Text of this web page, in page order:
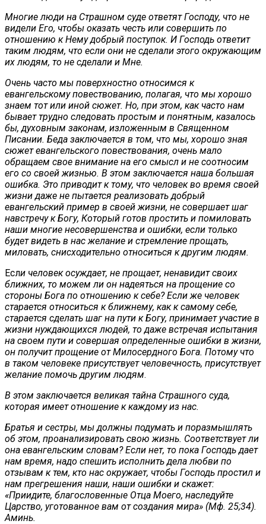
Многие люди на Страшном суде ответят Господу, что не
видели Его, чтобы оказать честь или совершить по
отношению к Нему добрый поступок. И Господь ответит
таким людям, что если они не сделали этого окружающим
их людям, то не сделали и Мне.
Очень часто мы поверхностно относимся к
евангельскому повествованию, полагая, что мы хорошо
знаем тот или иной сюжет. Но, при этом, как часто нам
бывает трудно следовать простым и понятным, казалось
бы, духовным законам, изложенным в Священном
Писании. Беда заключается в том, что мы, хорошо зная
сюжет евангельского повествования, очень мало
обращаем свое внимание на его смысл и не соотносим
его со своей жизнью. В этом заключается наша большая
ошибка. Это приводит к тому, что человек во время своей
жизни даже не пытается реализовать добрый
евангельский пример в своей жизни, не совершает шаг
навстречу к Богу, Который готов простить и помиловать
наши многие несовершенства и ошибки, если только
будет видеть в нас желание и стремление прощать,
миловать, снисходительно относиться к другим людям.
Если человек осуждает, не прощает, ненавидит своих
ближних, то можем ли он надеяться на прощение со
стороны Бога по отношению к себе? Если же человек
старается относиться к ближнему, как к самому себе,
старается сделать шаг на пути к Богу, принимает участие в
жизни нуждающихся людей, то даже встречая испытания
на своем пути и совершая определенные ошибки в жизни,
он получит прощение от Милосердного Бога. Потому что
в таком человеке присутствует человечность, присутствует
желание помочь другим людям.
В этом заключается великая тайна Страшного суда,
которая имеет отношение к каждому из нас.
Братья и сестры, мы должны подумать и поразмышлять
об этом, проанализировать свою жизнь. Соответствует ли
она евангельским словам? Если нет, то пока Господь дает
нам время, надо спешить исполнить дела любви по
отзывам к тем, кто нас окружает, чтобы Господь простил и
нам прегрешения наши, наши ошибки и скажет:
«Приидите, благословенные Отца Моего, наследуйте
Царство, уготованное вам от создания мира» (Мф. 25;34).
Аминь.